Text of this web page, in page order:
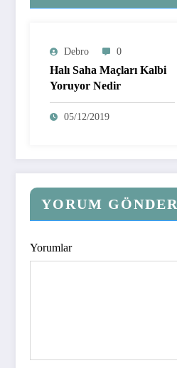
Debro 0
Halı Saha Maçları Kalbi
Yoruyor Nedir
05/12/2019
YORUM GÖNDER
Yorumlar